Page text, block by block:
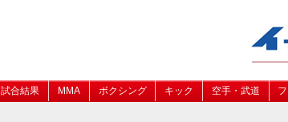
試合結果 MMA ボクシング キック 空手・武道